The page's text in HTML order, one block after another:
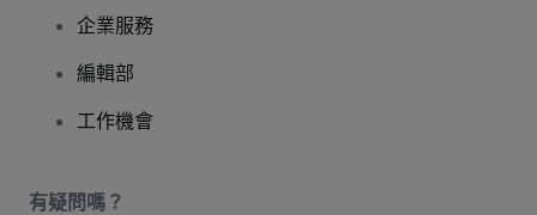
企業服務
編輯部
工作機會
有疑問嗎？